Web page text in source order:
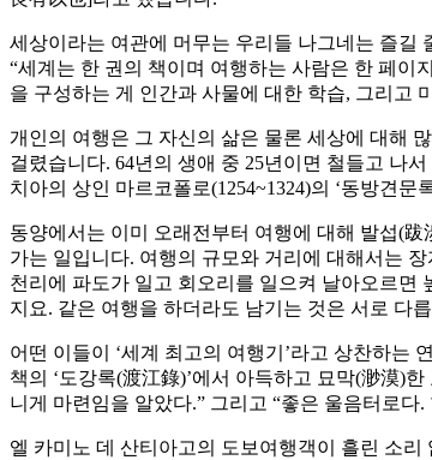
세상이라는 여관에 머무는 우리들 나그네는 즐길
“세계는 한 권의 책이며 여행하는 사람은 한 페이
을 구성하는 게 인간과 사물에 대한 학습, 그리고
개인의 여행은 그 자신의 삶은 물론 세상에 대해
걸렸습니다. 64년의 생애 중 25년이면 철들고 나
치아의 상인 마르코폴로(1254~1324)의 ‘동방견
동양에서는 이미 오래전부터 여행에 대해 발섭(
가는 일입니다. 여행의 규모와 거리에 대해서는
천리에 파도가 일고 회오리를 일으켜 날아오르면
지요. 같은 여행을 하더라도 남기는 것은 서로 다
어떤 이들이 ‘세계 최고의 여행기’라고 상찬하는
책의 ‘도강록(渡江錄)’에서 아득하고 묘막(渺漠)
니게 마련임을 알았다.” 그리고 “좋은 울음터로
엘 카미노 데 산티아고의 도보여행객이 흘린 소리